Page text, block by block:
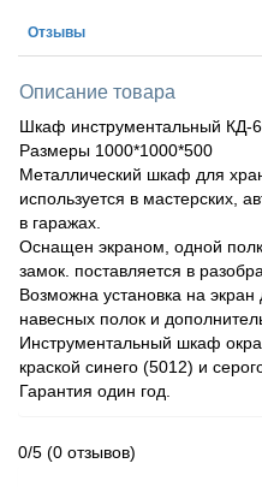
Отзывы
Описание товара
Шкаф инструментальный КД-
Размеры 1000*1000*500
Металлический шкаф для
используется в мастерских,
в гаражах.
Оснащен экраном, одной
замок. поставляется в
Возможна установка на экран
навесных полок и
Инструментальный шкаф
краской синего (5012) и
Гарантия один год.
0/5 (0 отзывов)